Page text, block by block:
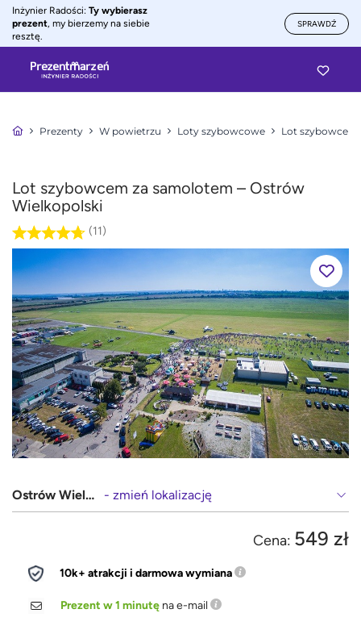
Inżynier Radości: Ty wybierasz
prezent, my bierzemy na siebie
resztę.
SPRAWDŹ
Prezenty W powietrzu Loty szybowcowe Lot
Lot szybowcem za samolotem – Ostrów
Wielkopolski
(11)
Ostrów Wielkopolski - zmień lokalizację
Cena: 549 zł
10k+ atrakcji i darmowa wymiana
Prezent w 1 minutę na e-mail